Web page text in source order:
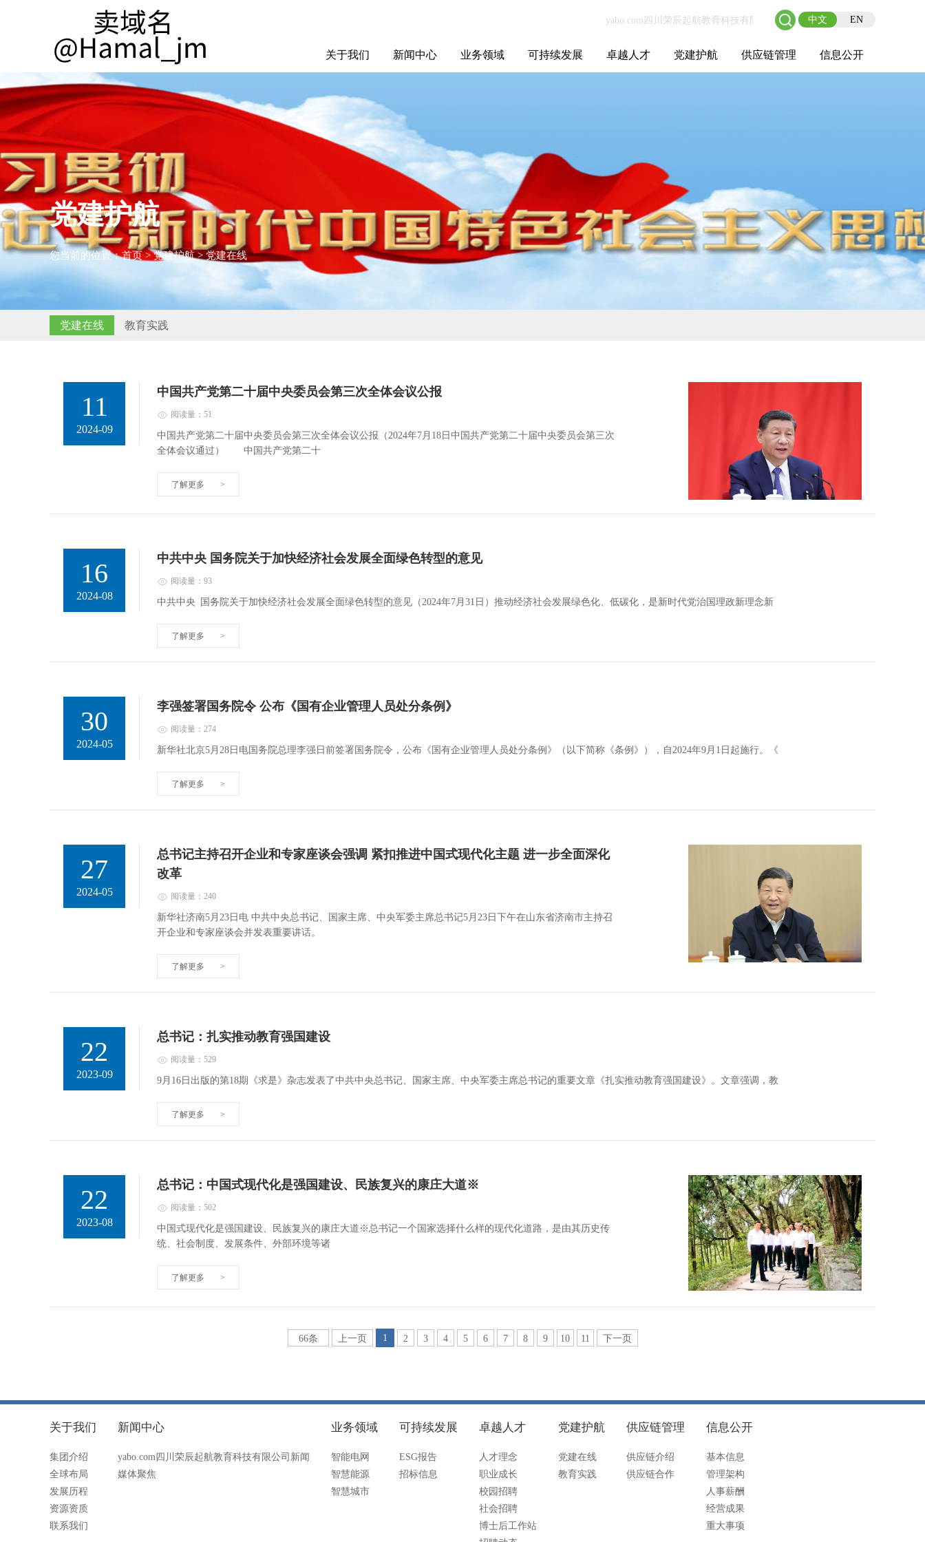
中文 EN
关于我们 新闻中心
辰起航教育科技
有限公司新闻
业务领域 可持续发展 卓越人才 党建护航 供应链管理 信息公开
党建护航
您当前的位置：首页>党建护航>党建在线
党建在线 教育实践
11
2024-09
中国共产党第二十届中央委员会第三次全体会议公报
阅读量：51
中国共产党第二十届中央委员会第三次全体会议公报（2024年7月18日中国共产党第二十届中央委员会第三次
全体会议通过） 中国共产党第二十
了解更多 >
16
2024-08
中共中央 国务院关于加快经济社会发展全面绿色转型的意见
阅读量：93
中共中央 国务院关于加快经济社会发展全面绿色转型的意见（2024年7月31日）推动经济社会发展绿色化、低碳化，是新时代党治国理政新理念新
了解更多 >
30
2024-05
李强签署国务院令 公布《国有企业管理人员处分条例》
阅读量：274
新华社北京5月28日电国务院总理李强日前签署国务院令，公布《国有企业管理人员处分条例》（以下简称《条例》），自2024年9月1日起施行。《
了解更多 >
27
2024-05
总书记主持召开企业和专家座谈会强调 紧扣推进中国式现代化主题 进一步全面深化
改革
阅读量：240
新华社济南5月23日电 中共中央总书记、国家主席、中央军委主席总书记5月23日下午在山东省济南市主持召
开企业和专家座谈会并发表重要讲话。
了解更多 >
22
2023-09
总书记：扎实推动教育强国建设
阅读量：529
9月16日出版的第18期《求是》杂志发表了中共中央总书记、国家主席、中央军委主席总书记的重要文章《扎实推动教育强国建设》。文章强调，教
了解更多 >
22
2023-08
总书记：中国式现代化是强国建设、民族复兴的康庄大道※
阅读量：502
中国式现代化是强国建设、民族复兴的康庄大道※总书记一个国家选择什么样的现代化道路，是由其历史传
统、社会制度、发展条件、外部环境等诸
了解更多 >
66条 上一页 1 2 3 4 5 6 7 8 9 10 11 下一页
关于我们
集团介绍
全球布局
发展历程
资源资质
联系我们
新闻中心
yabo.com四川荣辰起航教育科技有限公司新闻
媒体聚焦
业务领域
智能电网
智慧能源
智慧城市
可持续发展
ESG报告
招标信息
卓越人才
人才理念
职业成长
校园招聘
社会招聘
博士后工作站
党建护航
党建在线
教育实践
供应链管理
供应链介绍
供应链合作
信息公开
基本信息
管理架构
人事薪酬
经营成果
重大事项